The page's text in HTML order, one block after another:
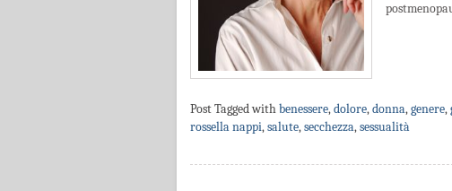
Post Tagged withbenessere,dolore,donna,genere,
rossella nappi,salute,secchezza,sessualità